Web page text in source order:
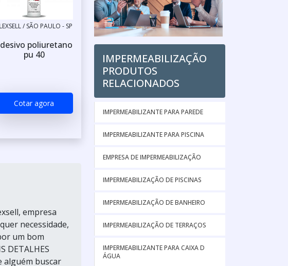
/ SÃO PAULO - SP
poliuretano
pu 40
Cotar agora
empresa
necessidade,
um bom
DETALHES
alguém buscar
IMPERMEABILIZAÇÃO
PRODUTOS
RELACIONADOS
IMPERMEABILIZANTE PARA PAREDE
IMPERMEABILIZANTE PARA PISCINA
EMPRESA DE IMPERMEABILIZAÇÃO
IMPERMEABILIZAÇÃO DE PISCINAS
IMPERMEABILIZAÇÃO DE BANHEIRO
IMPERMEABILIZAÇÃO DE TERRAÇOS
IMPERMEABILIZANTE PARA CAIXA D
ÁGUA